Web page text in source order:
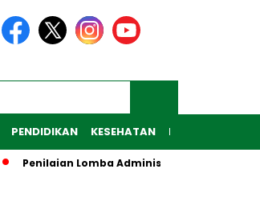
PENDIDIKAN KESEHATAN RAGAM
Penilaian Lomba Administrasi PKK, Posyandu